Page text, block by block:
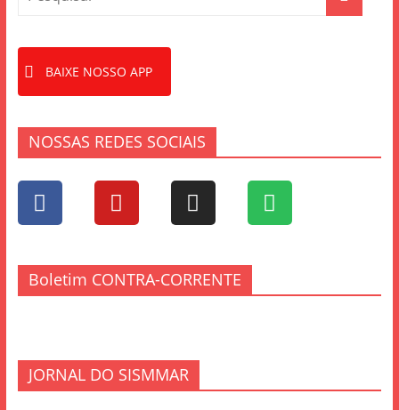
BAIXE NOSSO APP
NOSSAS REDES SOCIAIS
Boletim CONTRA-CORRENTE
JORNAL DO SISMMAR